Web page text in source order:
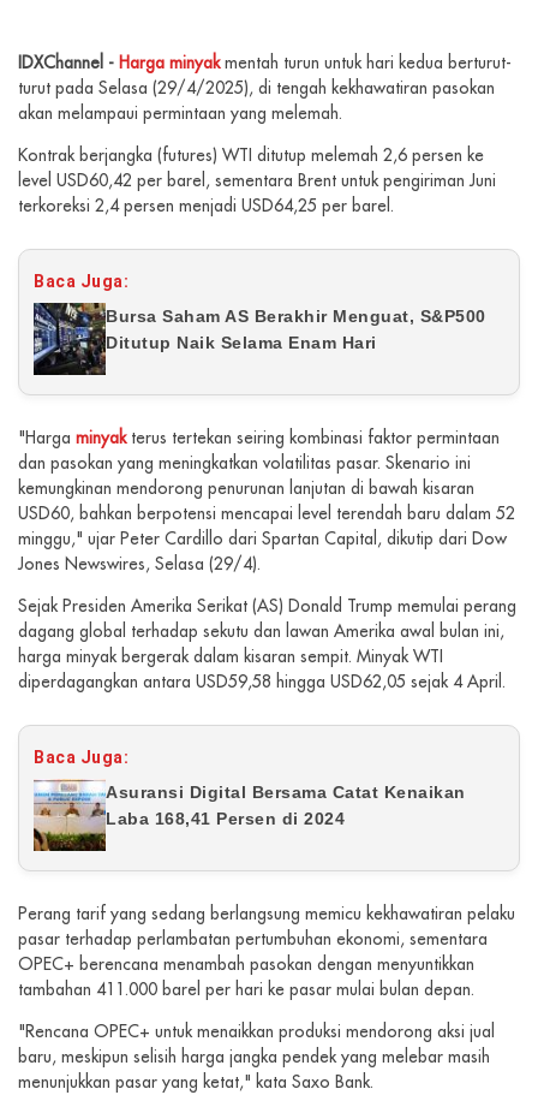
IDXChannel - Harga minyakmentah turun untuk hari kedua berturut-
turut pada Selasa (29/4/2025), di tengah kekhawatiran pasokan
akan melampaui permintaan yang melemah.
Kontrak berjangka (futures) WTI ditutup melemah 2,6 persen ke
level USD60,42 per barel, sementara Brent untuk pengiriman Juni
terkoreksi 2,4 persen menjadi USD64,25 per barel.
Baca Juga:
Bursa Saham AS Berakhir Menguat, S&P500
Ditutup Naik Selama Enam Hari
"Harga minyakterus tertekan seiring kombinasi faktor permintaan
dan pasokan yang meningkatkan volatilitas pasar. Skenario ini
kemungkinan mendorong penurunan lanjutan di bawah kisaran
USD60, bahkan berpotensi mencapai level terendah baru dalam 52
minggu," ujar Peter Cardillo dari Spartan Capital, dikutip dari Dow
Jones Newswires, Selasa (29/4).
Sejak Presiden Amerika Serikat (AS) Donald Trump memulai perang
dagang global terhadap sekutu dan lawan Amerika awal bulan ini,
harga minyak bergerak dalam kisaran sempit. Minyak WTI
diperdagangkan antara USD59,58 hingga USD62,05 sejak 4 April.
Baca Juga:
Asuransi Digital Bersama Catat Kenaikan
Laba 168,41 Persen di 2024
Perang tarif yang sedang berlangsung memicu kekhawatiran pelaku
pasar terhadap perlambatan pertumbuhan ekonomi, sementara
OPEC+ berencana menambah pasokan dengan menyuntikkan
tambahan 411.000 barel per hari ke pasar mulai bulan depan.
"Rencana OPEC+ untuk menaikkan produksi mendorong aksi jual
baru, meskipun selisih harga jangka pendek yang melebar masih
menunjukkan pasar yang ketat," kata Saxo Bank.